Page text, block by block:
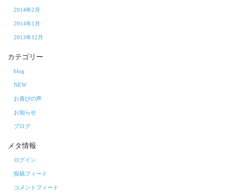
2014年2月
2014年1月
2013年12月
カテゴリー
blog
NEW
お喜びの声
お知らせ
ブログ
メタ情報
ログイン
投稿フィード
コメントフィード